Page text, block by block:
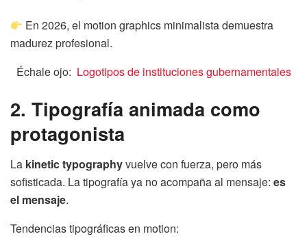
En 2026, el motion graphics minimalista demuestra
madurez profesional.
Échale ojo: Logotipos de instituciones gubernamentales
2. Tipografía animada como
protagonista
La kinetic typographyvuelve con fuerza, pero más
sofisticada. La tipografía ya no acompaña al mensaje: es
el mensaje.
Tendencias tipográficas en motion: